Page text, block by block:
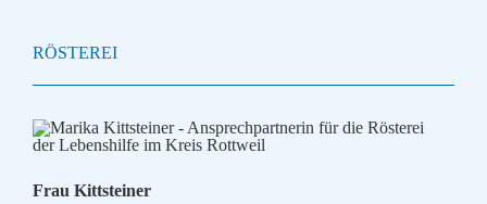
RÖSTEREI
Frau Kittsteiner